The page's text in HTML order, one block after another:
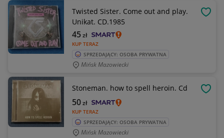
Twisted Sister. Come out and play.
Unikat. CD.1985
KUP TERAZ
45zł
SPRZEDAJĄCY: OSOBA PRYWATNA
Mińsk Mazowiecki
Stoneman. how to spell heroin. Cd
KUP TERAZ
50zł
SPRZEDAJĄCY: OSOBA PRYWATNA
Mińsk Mazowiecki